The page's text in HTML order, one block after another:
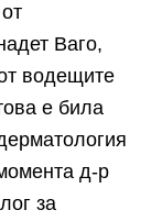
Ваго,
водещите
е била
д-р
за